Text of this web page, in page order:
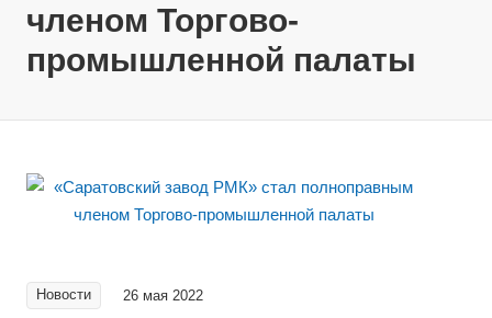
членом Торгово-
промышленной палаты
Новости 26 мая 2022